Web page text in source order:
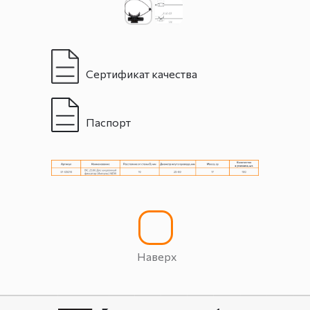
Паспорт
Сертификат качества
Наверх